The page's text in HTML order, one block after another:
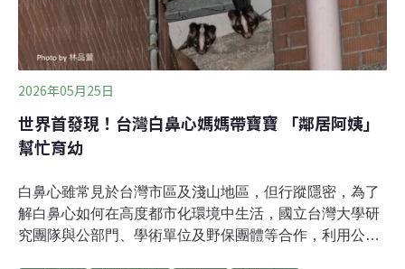
2026年05月25日
世界首發現！台灣白鼻心媽媽帶寶寶 「鄰居阿姨」
幫忙育幼
白鼻心雖常見於台灣市區及淺山地區，但行蹤隱密，為了
解白鼻心如何在高度都市化環境中生活，國立台灣大學研
究團隊與公部門、學術單位及野保團體等合作，利用公民